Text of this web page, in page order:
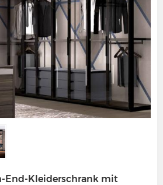
End-Kleiderschrank mit